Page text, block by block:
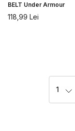
BELT Under Armour
118,99 Lei
1